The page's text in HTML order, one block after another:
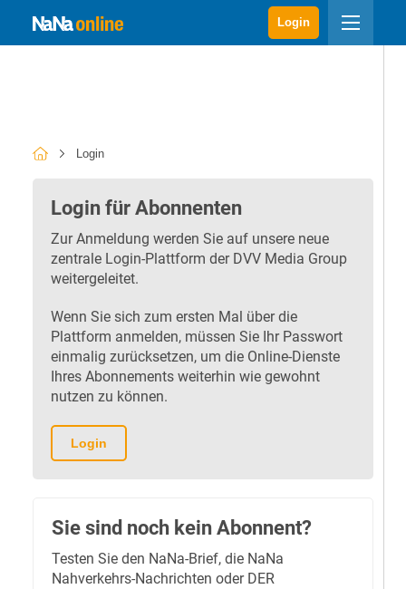
Login
Login
Login für Abonnenten
Zur Anmeldung werden Sie auf unsere neue
zentrale Login-Plattform der DVV Media Group
weitergeleitet.
Wenn Sie sich zum ersten Mal über die
Plattform anmelden, müssen Sie Ihr Passwort
einmalig zurücksetzen, um die Online-Dienste
Ihres Abonnements weiterhin wie gewohnt
nutzen zu können.
Login
Sie sind noch kein Abonnent?
Testen Sie den NaNa-Brief, die NaNa
Nahverkehrs-Nachrichten oder DER